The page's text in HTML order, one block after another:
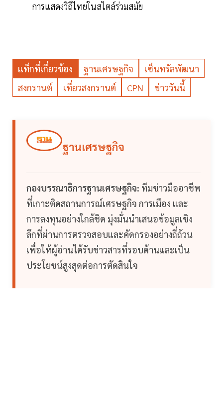
การแสดงวิถีไทยในสไตล์ร่วมสมัย
แท็กที่เกี่ยวข้อง ฐานเศรษฐกิจ
เซ็นทรัลพัฒนา
สงกรานต์
เที่ยวสงกรานต์ CPN ข่าววันนี้
ฐานเศรษฐกิจ
กองบรรณาธิการฐานเศรษฐกิจ: ทีมข่าวมืออาชีพ
ที่เกาะติดสถานการณ์เศรษฐกิจ การเมือง และ
การลงทุนอย่างใกล้ชิด มุ่งมั่นนำเสนอข้อมูลเชิง
ลึกที่ผ่านการตรวจสอบและคัดกรองอย่างถี่ถ้วน
เพื่อให้ผู้อ่านได้รับข่าวสารที่รอบด้านและเป็น
ประโยชน์สูงสุดต่อการตัดสินใจ